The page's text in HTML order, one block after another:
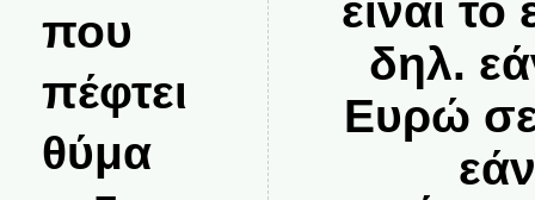
που
πέφτει
θύμα
είναι
δηλ.
Ευρώ